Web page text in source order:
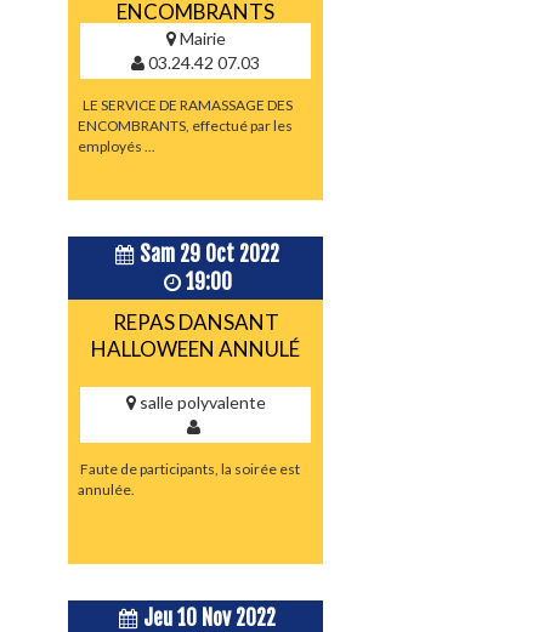
ENCOMBRANTS
Mairie
03.24.42 07.03
LE SERVICE DE RAMASSAGE DES
ENCOMBRANTS, effectué par les
employés ...
Sam 29 Oct 2022
19:00
REPAS DANSANT
HALLOWEEN ANNULÉ
salle polyvalente
Faute de participants, la soirée est
annulée.
Jeu 10 Nov 2022